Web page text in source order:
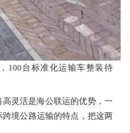
台标准化运输车整装待
灵活是海公联运的优势，一
境公路运输的特点，把这两